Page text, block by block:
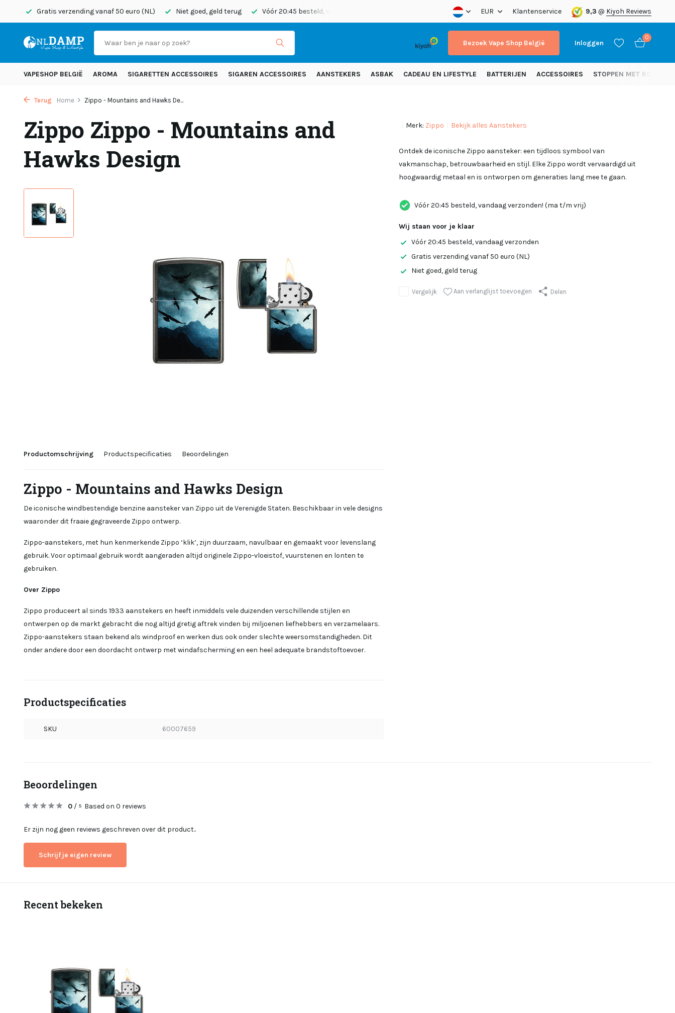
Gratis verzending vanaf 50 euro (NL) Niet goed, geld terug Vóór 20:45 besteld, vandaag verzonden Gratis verzending vanaf 50 euro (NL)
EUR Klantenservice 9,3 @ Kiyoh Reviews
Bezoek Vape Shop België Inloggen
Account aanmaken
0
VAPESHOP BELGIË AROMA SIGARETTEN ACCESSOIRES SIGAREN ACCESSOIRES AANSTEKERS ASBAK CADEAU EN LIFESTYLE BATTERIJEN ACCESSOIRES STOPPEN MET ROKEN
Terug Home Zippo - Mountains and Hawks De...
Zippo Zippo - Mountains and
Hawks Design
Productomschrijving Productspecificaties Beoordelingen
Zippo - Mountains and Hawks Design
De iconische windbestendige benzine aansteker van Zippo uit de Verenigde Staten. Beschikbaar in vele designs
waaronder dit fraaie gegraveerde Zippo ontwerp.
Zippo-aanstekers, met hun kenmerkende Zippo ‘klik’, zijn duurzaam, navulbaar en gemaakt voor levenslang
gebruik. Voor optimaal gebruik wordt aangeraden altijd originele Zippo-vloeistof, vuurstenen en lonten te
gebruiken.
Over Zippo
Zippo produceert al sinds 1933 aanstekers en heeft inmiddels vele duizenden verschillende stijlen en
ontwerpen op de markt gebracht die nog altijd gretig aftrek vinden bij miljoenen liefhebbers en verzamelaars.
Zippo-aanstekers staan bekend als windproof en werken dus ook onder slechte weersomstandigheden. Dit
onder andere door een doordacht ontwerp met windafscherming en een heel adequate brandstoftoevoer.
Productspecificaties
SKU 60007659
Merk: Zippo Bekijk alles Aanstekers
Ontdek de iconische Zippo aansteker: een tijdloos symbool van
vakmanschap, betrouwbaarheid en stijl. Elke Zippo wordt vervaardigd uit
hoogwaardig metaal en is ontworpen om generaties lang mee te gaan.
Vóór 20:45 besteld, vandaag verzonden! (ma t/m vrij)
Wij staan voor je klaar
Vóór 20:45 besteld, vandaag verzonden
Gratis verzending vanaf 50 euro (NL)
Niet goed, geld terug
Vergelijk Aan verlanglijst toevoegen Delen
Beoordelingen
0 / 5 Based on 0 reviews
Er zijn nog geen reviews geschreven over dit product..
Schrijf je eigen review
Recent bekeken